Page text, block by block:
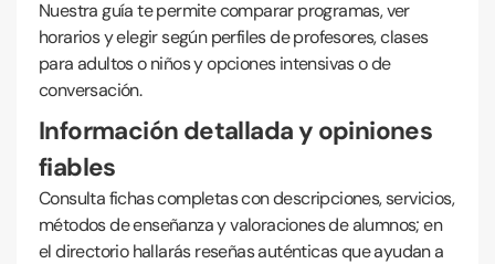
Nuestra guía te permite comparar programas, ver
horarios y elegir según perfiles de profesores, clases
para adultos o niños y opciones intensivas o de
conversación.
Información detallada y opiniones
fiables
Consulta fichas completas con descripciones, servicios,
métodos de enseñanza y valoraciones de alumnos; en
el directorio hallarás reseñas auténticas que ayudan a